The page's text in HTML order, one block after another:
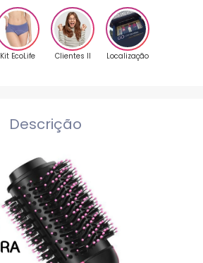
Kit EcoLife Clientes II Localização
Descrição